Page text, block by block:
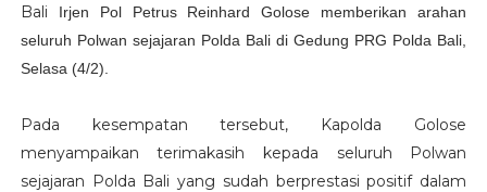
Bali
Irjen Pol Petrus Reinhard Golose memberikan arahan
seluruh Polwan sejajaran Polda Bali di Gedung PRG Polda Bali,
Selasa (4/2).
Pada kesempatan tersebut, Kapolda Golose
menyampaikan terimakasih kepada seluruh Polwan
sejajaran Polda Bali yang sudah berprestasi positif dalam